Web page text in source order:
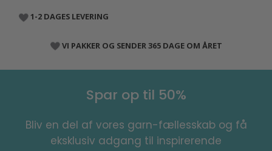
1-2 DAGES LEVERING
VI PAKKER OG SENDER 365 DAGE OM ÅRET
Spar op til 50%
Bliv en del af vores garn-fællesskab og få
eksklusiv adgang til inspirerende